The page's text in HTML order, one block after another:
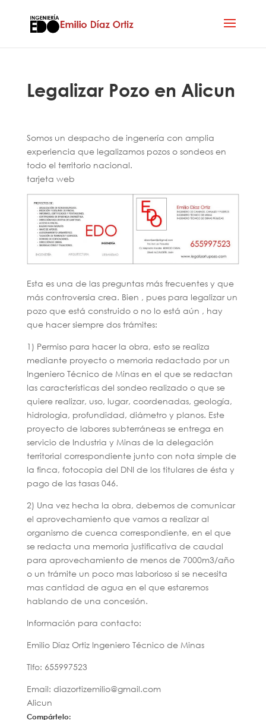
Legalizar Pozo en Alicun
Somos un despacho de ingenería con amplia
experiencia que legalizamos pozos o sondeos en
todo el territorio nacional.
tarjeta web
Esta es una de las preguntas más frecuentes y que
más controversia crea. Bien , pues para legalizar un
pozo que está construido o no lo está aún , hay
que hacer siempre dos trámites:
1) Permiso para hacer la obra, esto se realiza
mediante proyecto o memoria redactado por un
Ingeniero Técnico de Minas en el que se redactan
las características del sondeo realizado o que se
quiere realizar, uso, lugar, coordenadas, geología,
hidrologia, profundidad, diámetro y planos. Este
proyecto de labores subterráneas se entrega en
servicio de Industria y Minas de la delegación
territorial correspondiente junto con nota simple de
la finca, fotocopia del DNI de los titulares de ésta y
pago de las tasas 046.
2) Una vez hecha la obra, debemos de comunicar
el aprovechamiento que vamos a realizar al
organismo de cuenca correspondiente, en el que
se redacta una memoria justificativa de caudal
para aprovechamiento de menos de 7000m3/año
o un trámite un poco mas laborioso si se necesita
mas cantidad de agua en el que estaremos
hablando de una concesión.
Información para contacto:
Emilio Díaz Ortiz Ingeniero Técnico de Minas
Tlfo: 655997523
Email: diazortizemilio@gmail.com
Alicun
Compártelo: